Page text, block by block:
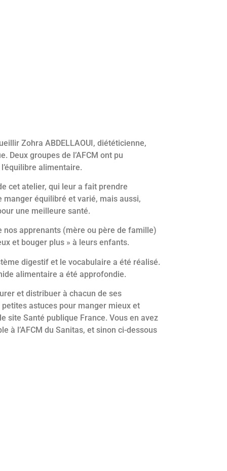
Zohra ABDELLAOUI, diététicienne,
Deux groupes de l’AFCM ont pu
alimentaire.
cet atelier, qui leur a fait prendre
manger équilibré et varié, mais aussi,
une meilleure santé.
nos apprenants (mère ou père de famille)
et bouger plus » à leurs enfants.
digestif et le vocabulaire a été réalisé.
alimentaire a été approfondie.
et distribuer à chacun de ses
astuces pour manger mieux et
site Santé publique France. Vous en avez
à l’AFCM du Sanitas, et sinon ci-dessous